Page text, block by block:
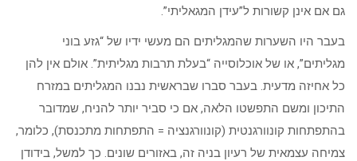
גם אם אינן קשורות ל”עידן המגאליתי”.
בעבר היו השערות שהמגליתים הם מעשי ידיו של “גזע בוני
מגליתים”, או של אוכלוסייה “בעלת תרבות מגליתית”. אולם אין להן
כל אחיזה מדעית. בעבר סברו שבראשית נבנו המגליתים במזרח
התיכון ומשם התפשטו הלאה, אם כי סביר יותר להניח, שמדובר
בהתפתחות קונוורגנטית (קונוורגנציה = התפתחות מתכנסת), כלומר,
צמיחה עצמאית של רעיון בניה זה, באזורים שונים. כך למשל, בידודן